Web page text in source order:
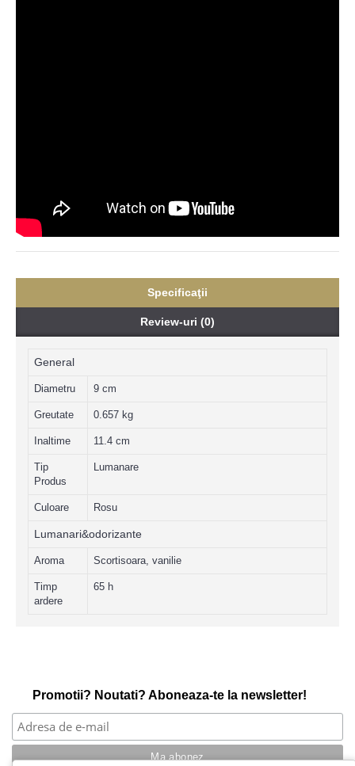
Specificaţii
Review-uri (0)
General
Diametru 9 cm
Greutate 0.657 kg
Inaltime 11.4 cm
Tip
Produs
Lumanare
Culoare Rosu
Lumanari&odorizante
Aroma Scortisoara, vanilie
Timp
ardere
65 h
Promotii? Noutati? Aboneaza-te la newsletter!